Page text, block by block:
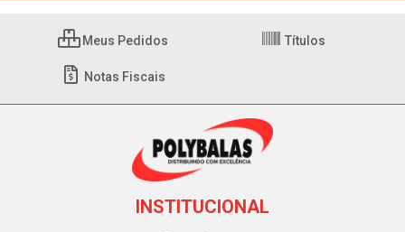
Meus Pedidos Títulos
Notas Fiscais
INSTITUCIONAL